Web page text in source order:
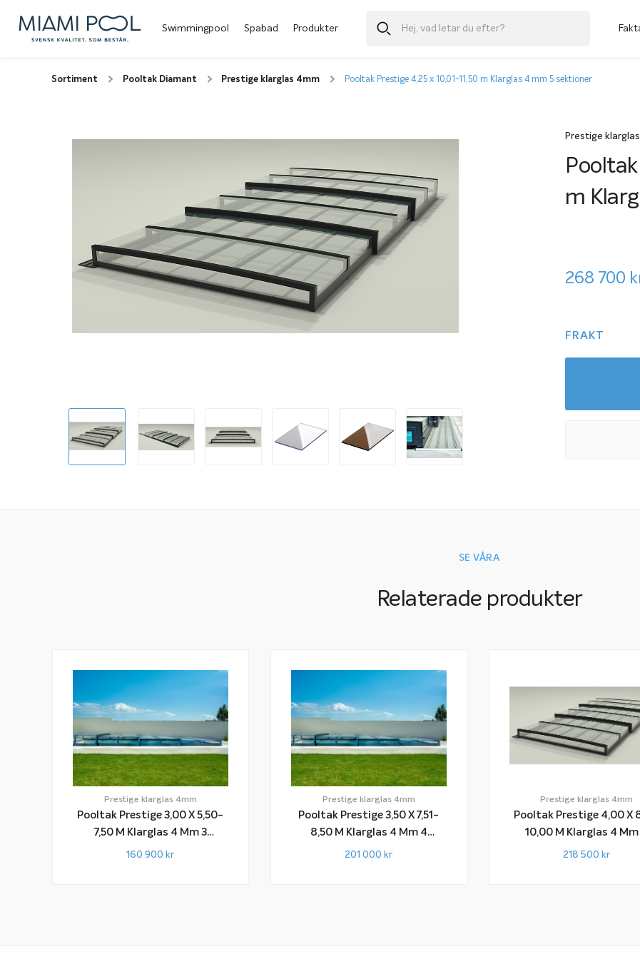
Swimmingpool Spabad Produkter
Sortiment Pooltak Diamant Prestige klarglas 4mm Pooltak Prestige 4,25 x 10,01-11,50 m Klarglas 4 mm 5 sektioner
Prestige
m
268 700
FRAKT
SE VÅRA
Relaterade produkter
Prestige klarglas 4mm
Pooltak Prestige 3,00 X 5,50-
7,50 M Klarglas 4 Mm 3
Sektioner
160 900 kr
Prestige klarglas 4mm
Pooltak Prestige 3,50 X 7,51-
8,50 M Klarglas 4 Mm 4
Sektioner
201 000 kr
Prestige klarglas 4mm
Pooltak Prestige 4,00 X
10,00 M Klarglas 4 Mm 4
Sektioner
218 500 kr